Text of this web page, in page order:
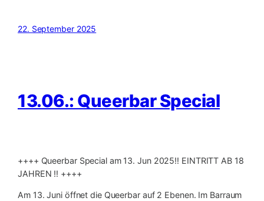
22. September 2025
13.06.: Queerbar Special
++++ Queerbar Special am 13. Jun 2025‼️ EINTRITT AB 18
JAHREN ‼️ ++++
Am 13. Juni öffnet die Queerbar auf 2 Ebenen. Im Barraum